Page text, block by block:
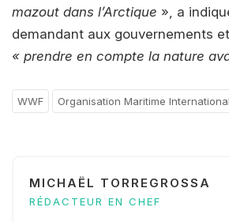
mazout dans l’Arctique », a
demandant aux gouvernements
« prendre en compte la nature
WWF Organisation Maritime
MICHAËL TORREGROSSA
RÉDACTEUR EN CHEF